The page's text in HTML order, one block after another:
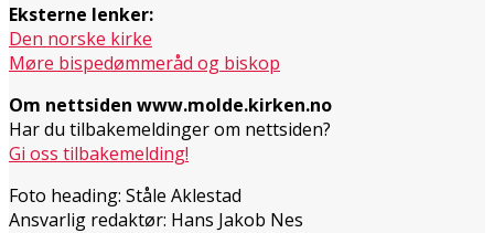
Eksterne lenker:
Den norske kirke
Møre bispedømmeråd og biskop
Om nettsiden www.molde.kirken.no
Har du tilbakemeldinger om nettsiden?
Gi oss tilbakemelding!
Foto heading: Ståle Aklestad
Ansvarlig redaktør: Hans Jakob Nes